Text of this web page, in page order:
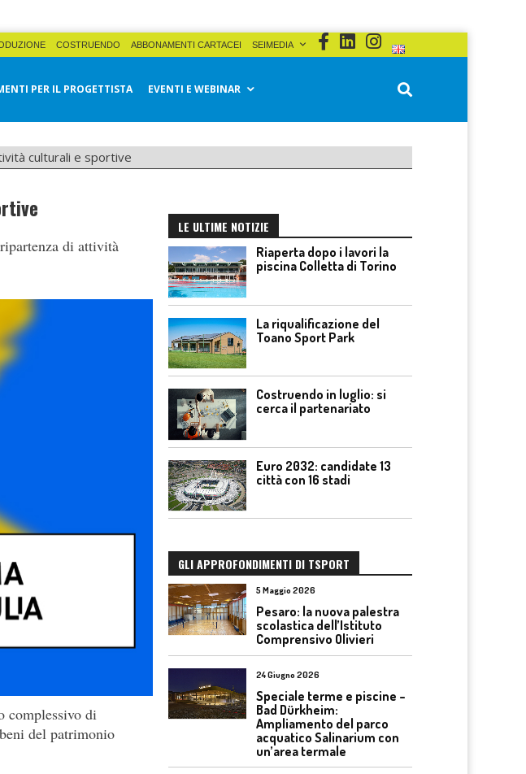
COSTRUENDO ABBONAMENTI CARTACEI SEIMEDIA
PER IL PROGETTISTA EVENTI E WEBINAR
culturali e sportive
di attività
complessivo di
del patrimonio
LE ULTIME NOTIZIE
Riaperta dopo i lavori la
piscina Colletta di Torino
La riqualificazione del
Toano Sport Park
Costruendo in luglio: si
cerca il partenariato
Euro 2032: candidate 13
città con 16 stadi
GLI APPROFONDIMENTI DI TSPORT
5 Maggio 2026
Pesaro: la nuova palestra
scolastica dell’Istituto
Comprensivo Olivieri
24 Giugno 2026
Speciale terme e piscine –
Bad Dürkheim:
Ampliamento del parco
acquatico Salinarium con
un’area termale